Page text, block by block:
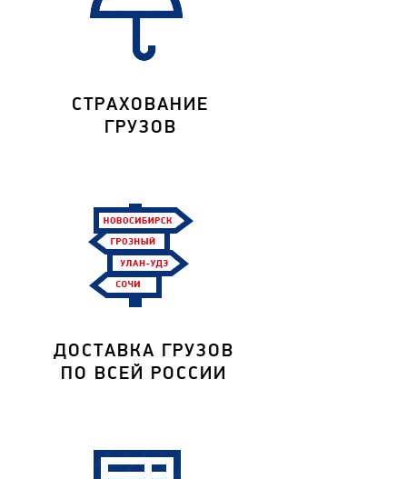
СТРАХОВАНИЕ
ГРУЗОВ
ДОСТАВКА ГРУЗОВ
ПО ВСЕЙ РОССИИ